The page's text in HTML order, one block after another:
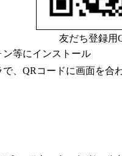
友だち登録用
等にインストール
、QRコードに画面を